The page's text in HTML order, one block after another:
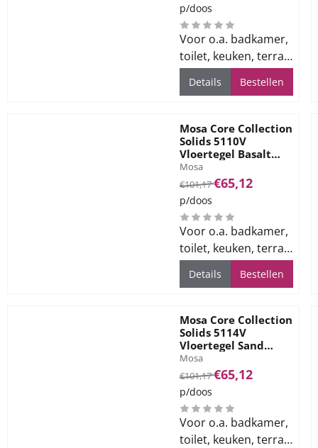
p/doos
Voor o.a. badkamer,
toilet, keuken, terras
en bedrijfsvloeren
Details Bestellen
Mosa Core Collection
Solids 5110V
Vloertegel Basalt
Grey 60x60
Merk:
Mosa
Van 101,17 voor 65,12
€101,17€65,12
p/doos
Voor o.a. badkamer,
toilet, keuken, terras
en bedrijfsvloeren
Details Bestellen
Mosa Core Collection
Solids 5114V
Vloertegel Sand
Beige 60x60
Merk:
Mosa
Van 101,17 voor 65,12
€101,17€65,12
p/doos
Voor o.a. badkamer,
toilet, keuken, terras